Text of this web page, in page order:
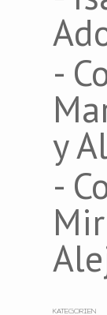
-
y
-
KATEGORIEN